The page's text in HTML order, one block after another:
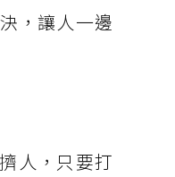
，讓人一邊
人，只要打